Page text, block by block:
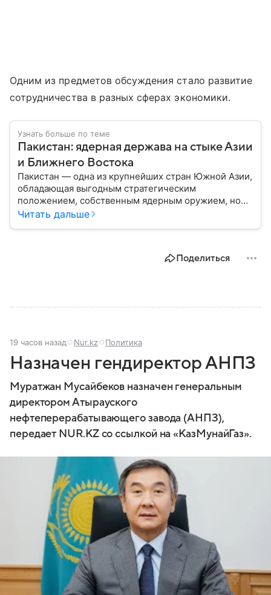
Одним из предметов обсуждения стало развитие
сотрудничества в разных сферах экономики.
Узнать больше по теме
Пакистан: ядерная держава на стыке Азии
и Ближнего Востока
Пакистан — одна из крупнейших стран Южной Азии,
обладающая выгодным стратегическим
положением, собственным ядерным оружием, но
сложной внутренней и внешнеполитической
Читать дальше
Поделиться
19 часов назад Nur.kz Политика
Назначен гендиректор АНПЗ
Муратжан Мусайбеков назначен генеральным
директором Атырауского
нефтеперерабатывающего завода (АНПЗ),
передает NUR.KZ со ссылкой на «КазМунайГаз».